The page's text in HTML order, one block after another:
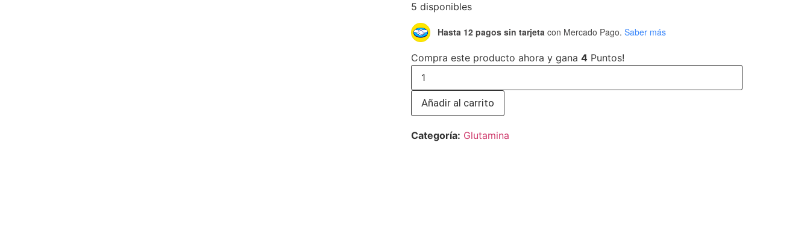
5 disponibles
Hasta 12 pagos sin tarjeta con Mercado Pago. Saber más
Compra este producto ahora y gana 4 Puntos!
Añadir al carrito
Categoría: Glutamina